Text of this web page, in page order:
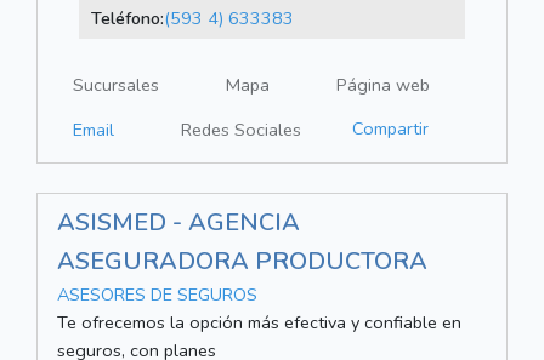
Teléfono:(593 4) 633383
Sucursales Mapa
Página web
Email
Redes Sociales Compartir
ASISMED - AGENCIA
ASEGURADORA PRODUCTORA
ASESORES DE SEGUROS
Te ofrecemos la opción más efectiva y confiable en
seguros, con planes